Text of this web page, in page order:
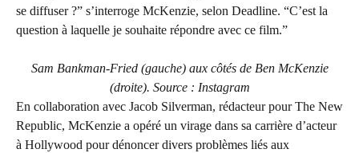
se diffuser ?” s’interroge McKenzie, selon Deadline. “C’est la
question à laquelle je souhaite répondre avec ce film.”
Sam Bankman-Fried (gauche) aux côtés de Ben McKenzie
(droite). Source : Instagram
En collaboration avec Jacob Silverman, rédacteur pour The New
Republic, McKenzie a opéré un virage dans sa carrière d’acteur
à Hollywood pour dénoncer divers problèmes liés aux